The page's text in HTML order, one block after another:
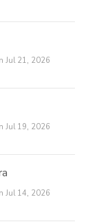
Jul 21, 2026
Jul 19, 2026
Jul 14, 2026